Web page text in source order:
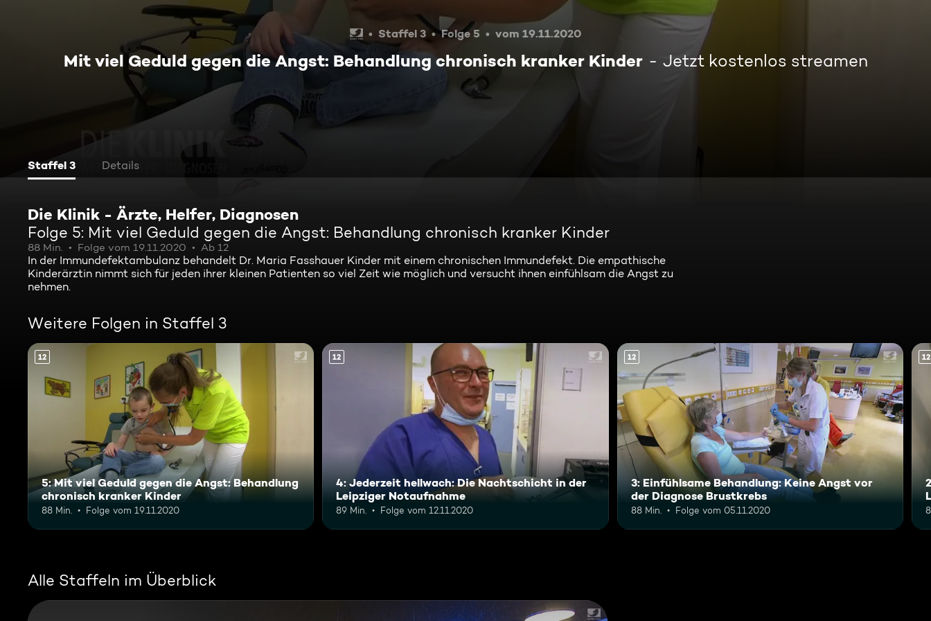
Staffel 3 Folge 5 vom 19.11.2020
Mit viel Geduld gegen die Angst: Behandlung chronisch kranker Kinder Jetzt kostenlos streamen
Staffel 3 Details
Die Klinik - Ärzte, Helfer, Diagnosen
Folge 5: Mit viel Geduld gegen die Angst: Behandlung chronisch kranker Kinder
88 Min. Folge vom 19.11.2020 Ab 12
In der Immundefektambulanz behandelt Dr. Maria Fasshauer Kinder mit einem chronischen Immundefekt. Die empathische
Kinderärztin nimmt sich für jeden ihrer kleinen Patienten so viel Zeit wie möglich und versucht ihnen einfühlsam die Angst zu
nehmen.
Weitere Folgen in Staffel 3
12
5: Mit viel Geduld gegen die Angst: Behandlung
chronisch kranker Kinder
88 Min. Folge vom 19.11.2020
12
4: Jederzeit hellwach: Die Nachtschicht in der
Leipziger Notaufnahme
89 Min. Folge vom 12.11.2020
12
3: Einfühlsame Behandlung: Keine Angst vor
der Diagnose Brustkrebs
88 Min. Folge vom 05.11.2020
12
Alle Staffeln im Überblick